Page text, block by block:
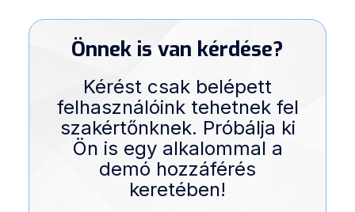
Önnek is van kérdése?
Kérést csak belépett
felhasználóink tehetnek fel
szakértőnknek. Próbálja ki
Ön is egy alkalommal a
demó hozzáférés
keretében!